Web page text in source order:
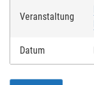
Veranstaltung
Datum